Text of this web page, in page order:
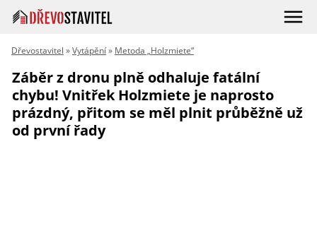
Dřevostavitel »Vytápění» Metoda „Holzmiete“
Záběr z dronu plně odhaluje fatální
chybu! Vnitřek Holzmiete je naprosto
prázdný, přitom se měl plnit průběžně už
od první řady